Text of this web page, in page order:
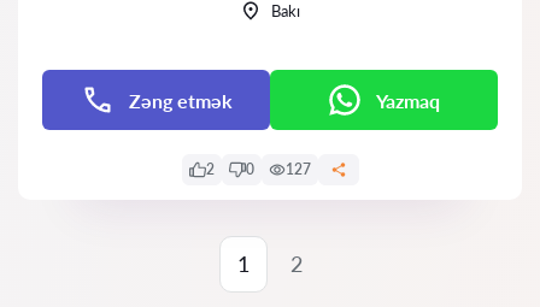
Bakı
Zəng etmək Yazmaq
2 0 127
1 2